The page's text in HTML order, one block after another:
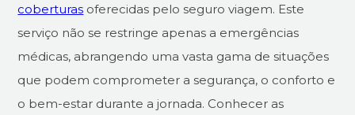
coberturas oferecidas pelo seguro viagem. Este
serviço não se restringe apenas a emergências
médicas, abrangendo uma vasta gama de situações
que podem comprometer a segurança, o conforto e
o bem-estar durante a jornada. Conhecer as